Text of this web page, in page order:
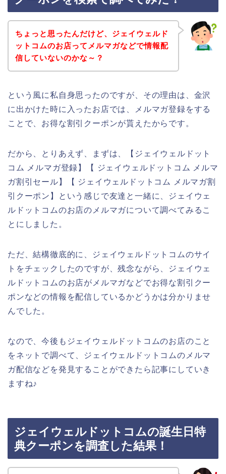
ちょっと思ったんだけど、ジェイウェルド
ットコムのお店ってメルマガなどで情報配
信していないのかな～？
という風に私自身思ったのですが、その理由は、金沢
に出かけた時に入ったお店では、メルマガ登録をする
ことで、お得な割引クーポンが貰えたからです。
だから、とりあえず、まずは、【ジェイウェルドット
コム メルマガ登録】【 ジェイウェルドットコム メルマ
ガ割引セール】【 ジェイウェルドットコム メルマガ割
引クーポン】という感じで友達と一緒に、ジェイウェ
ルドットコムのお店のメルマガについて調べてみるこ
とにしました。
ただ、結構徹底的に、ジェイウェルドットコムのサイ
トをチェックしたのですが、残念ながら、ジェイウェ
ルドットコムのお店がメルマガなどでお得な割引クー
ポンなどの情報を配信しているかどうかは分かりませ
んでした。
なので、今後もジェイウェルドットコムのお店のこと
をネットで調べて、ジェイウェルドットコムのメルマ
ガ配信などを発見することができたら記事にしていき
ますね♪
ジェイウェルドットコムの誕生日特
典クーポンを調査した結果！